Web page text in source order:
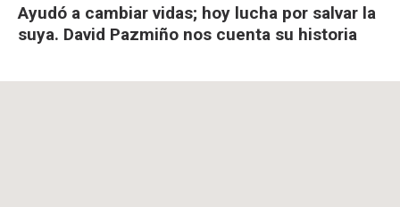
Ayudó a cambiar vidas; hoy lucha por salvar la
suya. David Pazmiño nos cuenta su historia